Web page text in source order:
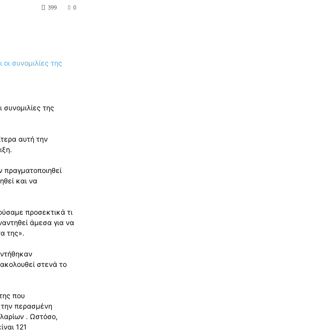
0
399
της
αυτή την
και να
προσεκτικά τι
άμεσα για να
της».
στενά το
που
την περασμένη
. Ωστόσο,
121